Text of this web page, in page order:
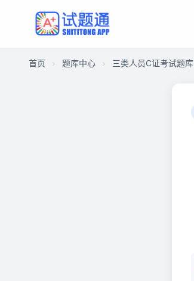
首页 题库中心 三类人员C证考试题库